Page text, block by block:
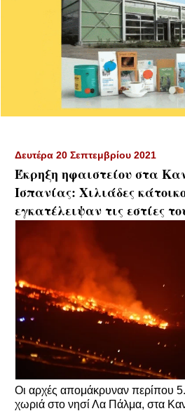
Δευτέρα 20 Σεπτεμβρίου 2021
Έκρηξη ηφαιστείου στα
Ισπανίας: Χιλιάδες
εγκατέλειψαν τις εστίες
Οι αρχές απομάκρυναν περίπου
χωριά στο νησί Λα Πάλμα, στα